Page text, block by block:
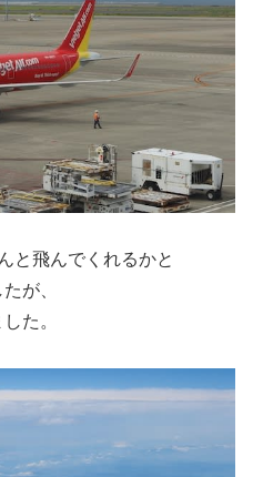
と飛んでくれるかと
が、
た。